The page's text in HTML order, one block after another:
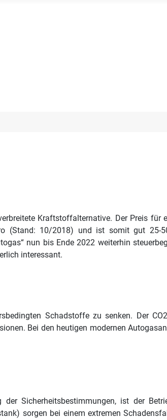
Kraftstoffalternative. Der Preis für
(Stand: 10/2018) und ist somit gut 25-
nun bis Ende 2022 weiterhin
interessant.
Schadstoffe zu senken. Der
Bei den heutigen modernen
Sicherheitsbestimmungen, ist der
sorgen bei einem extremen